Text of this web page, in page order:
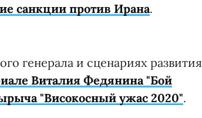
санкции против Ирана.
генерала и сценариях развития
Виталия Федянина "Бой
"Високосный ужас 2020".